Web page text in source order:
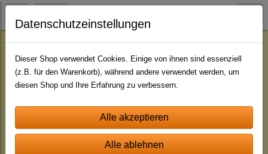
Datenschutzeinstellungen
Dieser Shop verwendet Cookies. Einige von ihnen sind essenziell
(z.B. für den Warenkorb), während andere verwendet werden, um
diesen Shop und Ihre Erfahrung zu verbessern.